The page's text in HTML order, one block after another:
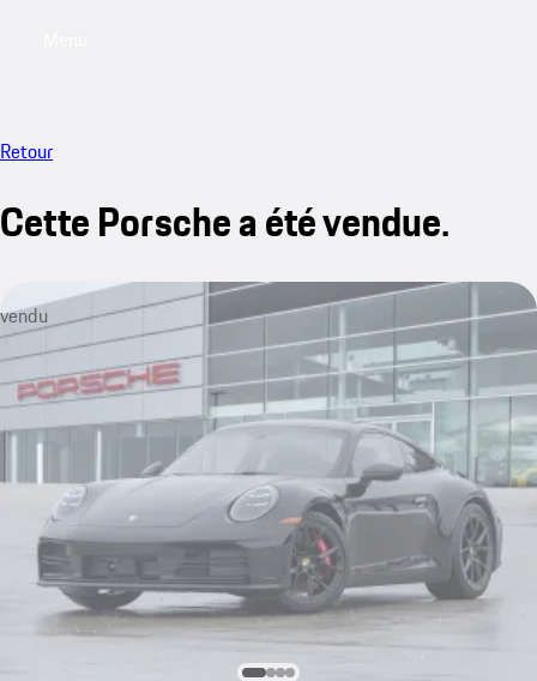
Retour
Cette Porsche a été vendue.
vendu